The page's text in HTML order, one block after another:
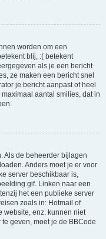
worden om een
blij, :( betekent
als je een bericht
ze maken een bericht snel
je bericht aanpast of heel
aantal smilies, dat in
Als de beheerder bijlagen
Anders moet je er voor
server beschikbaar is,
Linken naar een
het een publieke server
zoals in: Hotmail of
website, enz. kunnen niet
geven, moet je de BBCode